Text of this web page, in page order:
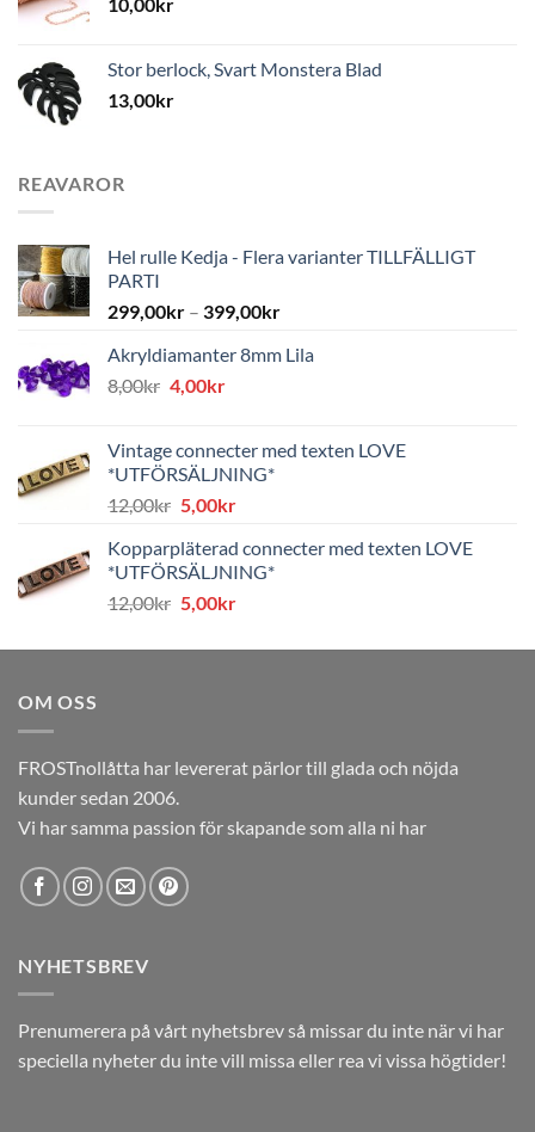
Stor berlock, Svart Monstera Blad
13,00kr
REAVAROR
Hel rulle Kedja - Flera varianter TILLFÄLLIGT
PARTI
299,00kr – 399,00kr
Akryldiamanter 8mm Lila
8,00kr Det
var:
8,00kr.
4,00krDet
är:
4,00kr.
Vintage connecter med texten LOVE
*UTFÖRSÄLJNING*
12,00kr Det
priset
var:
12,00kr.
5,00krDet
priset
är:
5,00kr.
Kopparpläterad connecter med texten LOVE
*UTFÖRSÄLJNING*
12,00kr Det
priset
5,00krDet
priset
OM OSS
FROSTnollåtta har levererat pärlor till glada och nöjda
kunder sedan 2006.
Vi har samma passion för skapande som alla ni har
NYHETSBREV
Prenumerera på vårt nyhetsbrev så missar du inte när vi har
speciella nyheter du inte vill missa eller rea vi vissa högtider!